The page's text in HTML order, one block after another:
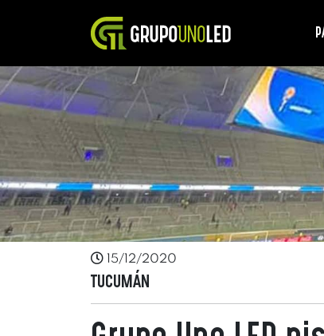
15/12/2020
TUCUMÁN